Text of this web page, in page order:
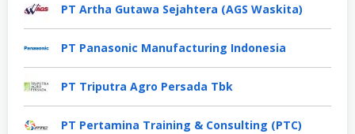
PT Artha Gutawa Sejahtera (AGS Waskita)
PT Panasonic Manufacturing Indonesia
PT Triputra Agro Persada Tbk
PT Pertamina Training & Consulting (PTC)